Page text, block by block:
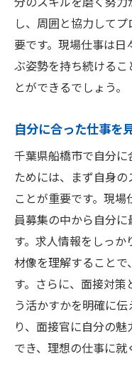
し、周囲と協力して
要です。現場仕事は
ぶ姿勢を持ち続ける
とができるでしょう。
自分に合った仕事を
千葉県船橋市で自分
ためには、まず自身
ことが重要です。現
員募集の中から自分
す。求人情報をしっ
材像を理解すること
す。さらに、面接対策
う活かすかを明確に
り、面接官に自分の
でき、理想の仕事に就